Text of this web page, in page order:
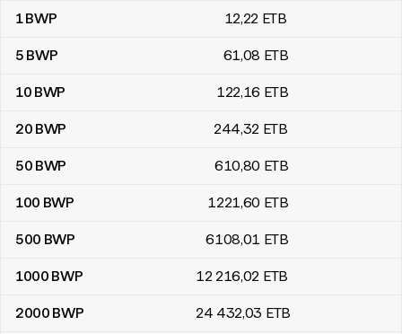
botswanai pula – etiópiai birr átváltási táblázat
1BWP 12,22 ETB
5 BWP 61,08 ETB
10 BWP 122,16 ETB
20 BWP 244,32 ETB
50 BWP 610,80 ETB
100 BWP 1221,60 ETB
500 BWP 6108,01 ETB
1000 BWP 12 216,02 ETB
2000 BWP 24 432,03 ETB